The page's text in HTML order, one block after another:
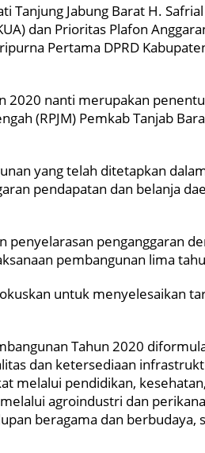
Tanjung Jabung Barat H.
dan Prioritas Plafon
Pertama DPRD
2020 nanti merupakan
(RPJM) Pemkab Tanjab
yang telah ditetapkan
pendapatan dan belanja
penganggaran
pembangunan lima
untuk menyelesaikan
Tahun 2020
dan ketersediaan
melalui pendidikan,
agroindustri dan
beragama dan berbudaya,